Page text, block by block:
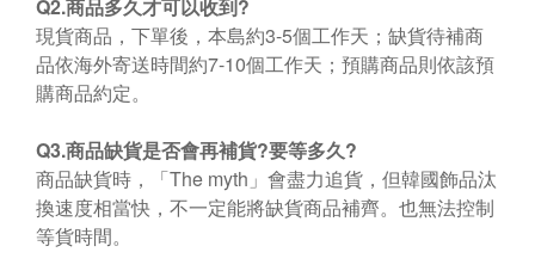
Q2.商品多久才可以收到?
現貨商品，下單後，本島約3-5個工作天；缺貨待補商
品依海外寄送時間約7-10個工作天；預購商品則依該預
購商品約定。
Q3.商品缺貨是否會再補貨?要等多久?
商品缺貨時，「The myth 」會盡力追貨，但韓國飾品汰
換速度相當快，不一定能將缺貨商品補齊。也無法控制
等貨時間。